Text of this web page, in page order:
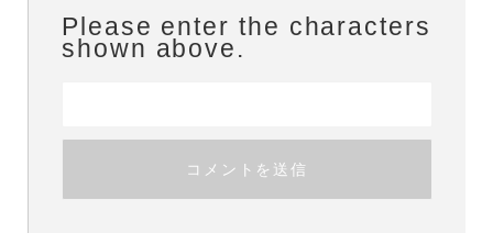
Please enter the characters
shown above.